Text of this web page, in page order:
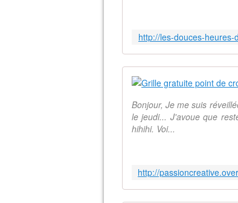
http://les-douces-
Bonjour, Je me suis
le jeudi... J'avoue que
hihihi. Voi...